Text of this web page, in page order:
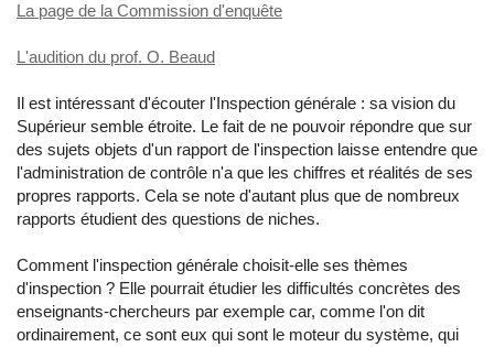
La page de la Commission d'enquête
L'audition du prof. O. Beaud
Il est intéressant d'écouter l'Inspection générale : sa vision du
Supérieur semble étroite. Le fait de ne pouvoir répondre que sur
des sujets objets d'un rapport de l'inspection laisse entendre que
l'administration de contrôle n'a que les chiffres et réalités de ses
propres rapports. Cela se note d'autant plus que de nombreux
rapports étudient des questions de niches.
Comment l'inspection générale choisit-elle ses thèmes
d'inspection ? Elle pourrait étudier les difficultés concrètes des
enseignants-chercheurs par exemple car, comme l'on dit
ordinairement, ce sont eux qui sont le moteur du système, qui